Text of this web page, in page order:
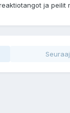
ja peilit